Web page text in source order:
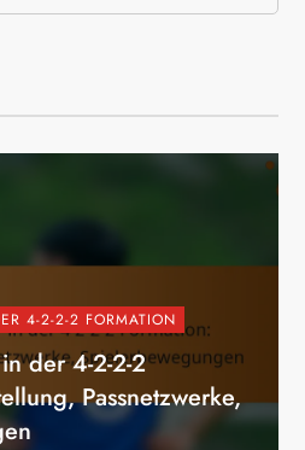
4-2-2-2 FORMATION
der 4-2-2-2
Passnetzwerke,